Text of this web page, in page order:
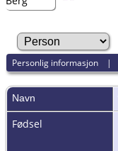
Personlig informasjon |
Navn
Fødsel